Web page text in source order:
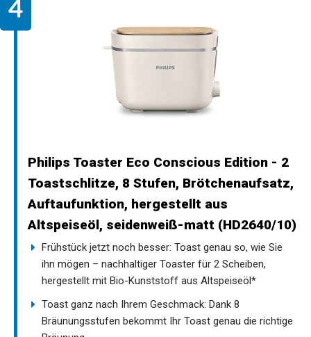
Philips Toaster Eco Conscious Edition - 2
Toastschlitze, 8 Stufen, Brötchenaufsatz,
Auftaufunktion, hergestellt aus
Altspeiseöl, seidenweiß-matt (HD2640/10)
Frühstück jetzt noch besser: Toast genau so, wie Sie
ihn mögen – nachhaltiger Toaster für 2 Scheiben,
hergestellt mit Bio-Kunststoff aus Altspeiseöl*
Toast ganz nach Ihrem Geschmack: Dank 8
Bräunungsstufen bekommt Ihr Toast genau die richtige